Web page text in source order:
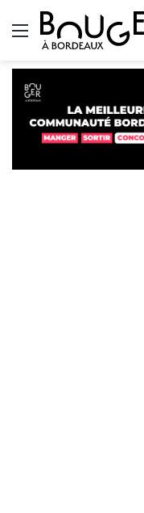
Menu